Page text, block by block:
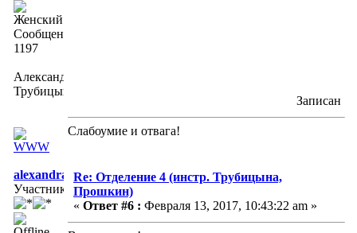
Сообщений:
1197
Александра
Трубицына
Записан
Слабоумие и отвага!
alexandra.murashko
Участник
Re: Отделение 4 (инстр. Трубицына,
Прошкин)
« Ответ #6 : Февраля 13, 2017, 10:43:22 am »